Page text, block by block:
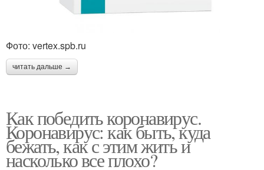
Фото: vertex.spb.ru
читать дальше →
Как победить коронавирус.
Коронавирус: как быть, куда
бежать, как с этим жить и
насколько все плохо?